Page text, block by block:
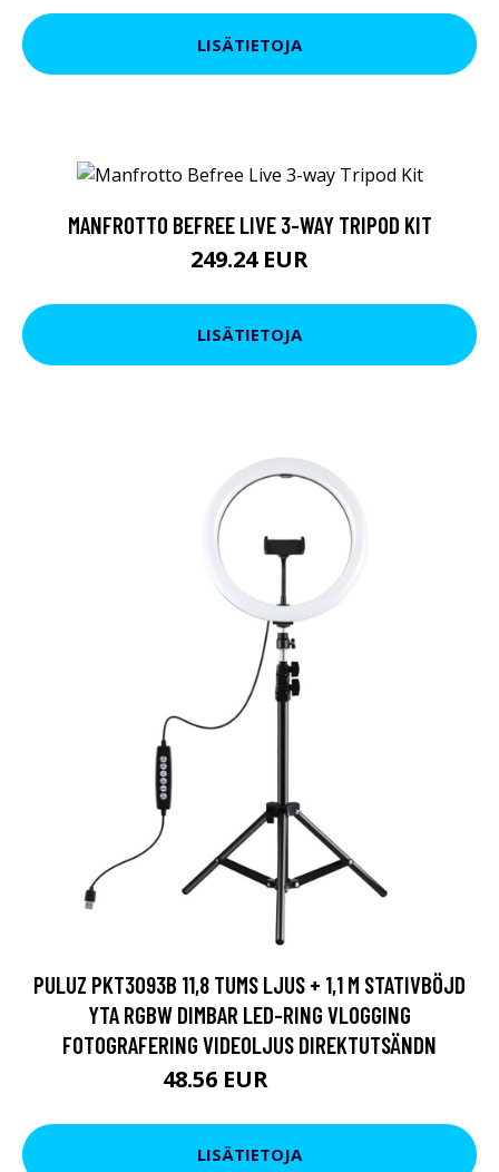
LISÄTIETOJA
MANFROTTO BEFREE LIVE 3-WAY TRIPOD KIT
249.24 EUR
LISÄTIETOJA
PULUZ PKT3093B 11,8 TUMS LJUS + 1,1 M STATIVBÖJD
YTA RGBW DIMBAR LED-RING VLOGGING
FOTOGRAFERING VIDEOLJUS DIREKTUTSÄNDN
48.56 EUR
LISÄTIETOJA